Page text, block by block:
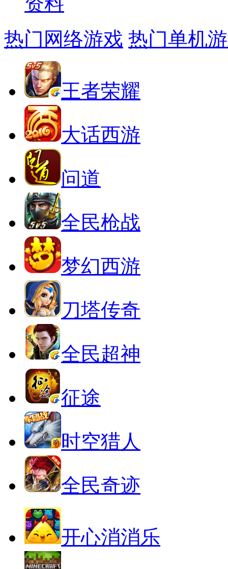
热门网络游戏 热门单机
王者荣耀
大话西游
问道
全民枪战
梦幻西游
刀塔传奇
全民超神
征途
时空猎人
全民奇迹
开心消消乐